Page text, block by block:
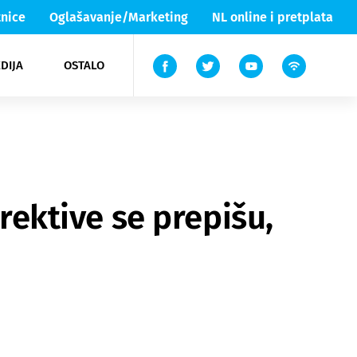
Oglašavanje/Marketing NL online i pretplata
OSTALO
Lika & Senj
TV
se prepišu,